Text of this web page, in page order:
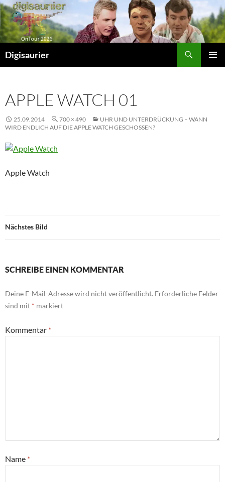
Zum
Inhalt
springen
Digisaurier
APPLE WATCH 01
25.09.2014 700 × 490
UHR UND UNTERDRÜCKUNG – WANN
WIRD ENDLICH AUF DIE APPLE WATCH GESCHOSSEN?
Apple Watch
Nächstes Bild
SCHREIBE EINEN KOMMENTAR
Deine E-Mail-Adresse wird nicht veröffentlicht. Erforderliche Felder
sind mit * markiert
Kommentar *
Name *